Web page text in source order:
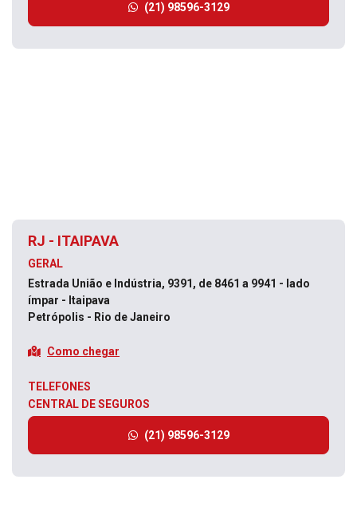
(21) 98596-3129
RJ - ITAIPAVA
GERAL
Estrada União e Indústria, 9391, de 8461 a 9941 - lado
ímpar - Itaipava
Petrópolis - Rio de Janeiro
Como chegar
TELEFONES
CENTRAL DE SEGUROS
(21) 98596-3129